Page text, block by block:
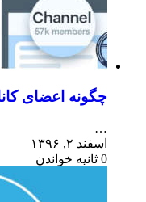
چگونه اعضای
…
اسفند ۲, ۱۳۹۶
0 ثانیه خواندن